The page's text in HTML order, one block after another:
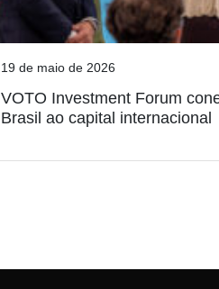
19 de maio de 2026
VOTO Investment Forum
Brasil ao capital internacional